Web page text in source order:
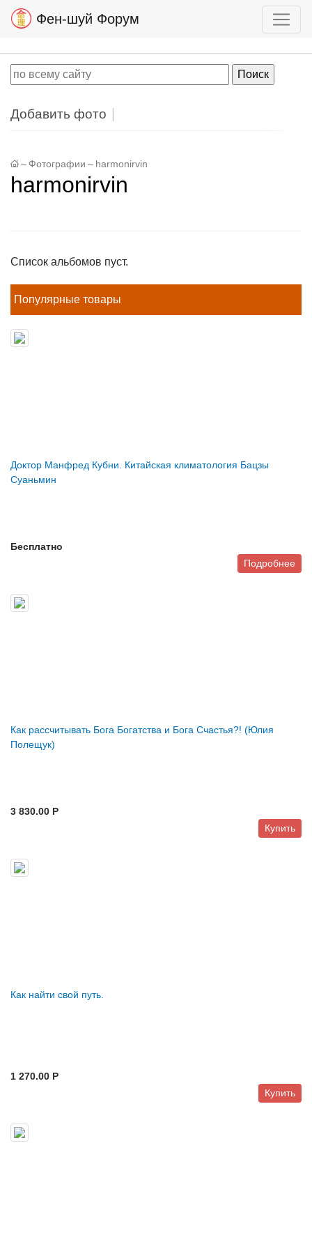
Фен-шуй Форум
Добавить фото
– Фотографии – harmonirvin
harmonirvin
Список альбомов пуст.
Популярные товары
Доктор Манфред Кубни. Китайская климатология Бацзы
Суаньмин
Бесплатно
Подробнее
Как рассчитывать Бога Богатства и Бога Счастья?! (Юлия
Полещук)
3 830.00 P
Купить
Как найти свой путь.
1 270.00 P
Купить